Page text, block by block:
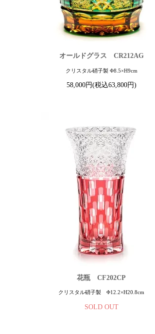
オールドグラス CR212AG
クリスタル硝子製 Φ8.5×H9cm
58,000円(税込63,800円)
花瓶 CF202CP
クリスタル硝子製 Φ12.2×H20.8cm
SOLD OUT